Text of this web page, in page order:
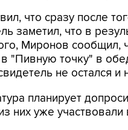
что сразу после
заметил, что в
Миронов сообщил,
"Пивную точку" в
не остался и
планирует
них уже участвовали